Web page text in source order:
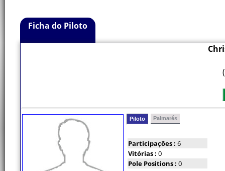
Ficha do Piloto
Piloto Palmarés
Participações : 6
Vitórias : 0
Pole Positions : 0